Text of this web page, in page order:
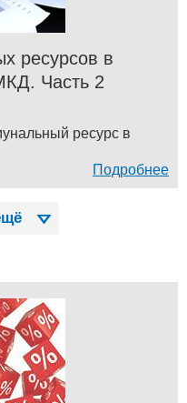
ресурсов в
Часть 2
ресурс в
Подробнее